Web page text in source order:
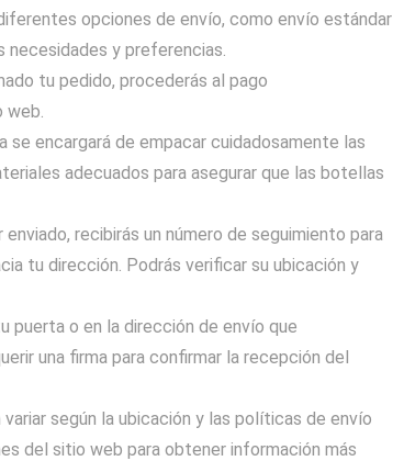
opciones de envío, como envío estándar
necesidades y preferencias.
tu pedido, procederás al pago
web.
se encargará de empacar cuidadosamente las
adecuados para asegurar que las botellas
recibirás un número de seguimiento para
tu dirección. Podrás verificar su ubicación y
puerta o en la dirección de envío que
una firma para confirmar la recepción del
según la ubicación y las políticas de envío
del sitio web para obtener información más